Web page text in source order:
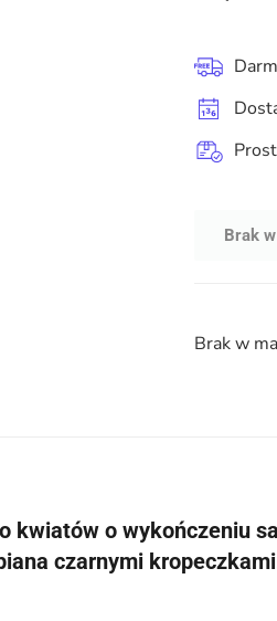
Brak
Brak w
kwiatów o wykończeniu
czarnymi